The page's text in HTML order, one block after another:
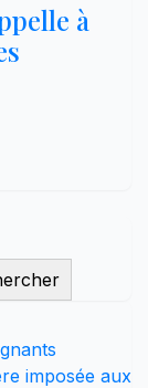
à
imposée aux